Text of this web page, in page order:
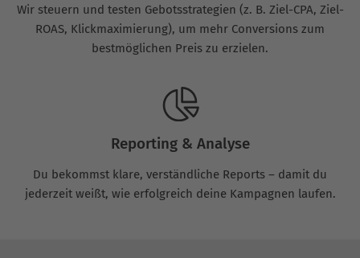
Wir steuern und testen Gebotsstrategien (z. B. Ziel-CPA, Ziel-
ROAS, Klickmaximierung), um mehr Conversions zum
bestmöglichen Preis zu erzielen.
Reporting & Analyse
Du bekommst klare, verständliche Reports – damit du
jederzeit weißt, wie erfolgreich deine Kampagnen laufen.